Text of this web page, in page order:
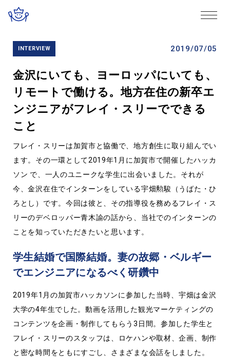
INTERVIEW 2019/07/05
金沢にいても、ヨーロッパにいても、
リモートで働ける。地方在住の新卒エ
ンジニアがフレイ・スリーでできる
こと
フレイ・スリーは加賀市と協働で、地方創生に取り組んでい
ます。その一環として2019年1月に加賀市で開催したハッカ
ソン で、一人のユニークな学生に出会いました。それが
今、金沢在住でインターンをしている宇畑勲駿（うばた・ひ
ろとし）です。今回は彼と、その指導役を務めるフレイ・ス
リーのデベロッパー青木諭の話から、当社でのインターンの
ことを知っていただきたいと思います。
学生結婚で国際結婚。妻の故郷・ベルギー
でエンジニアになるべく研鑽中
2019年1月の加賀市ハッカソンに参加した当時、宇畑は金沢
大学の4年生でした。動画を活用した観光マーケティングの
コンテンツを企画・制作してもらう3日間。参加した学生と
フレイ・スリーのスタッフは、ロケハンや取材、企画、制作
と密な時間をともにすごし、さまざまな会話をしました。